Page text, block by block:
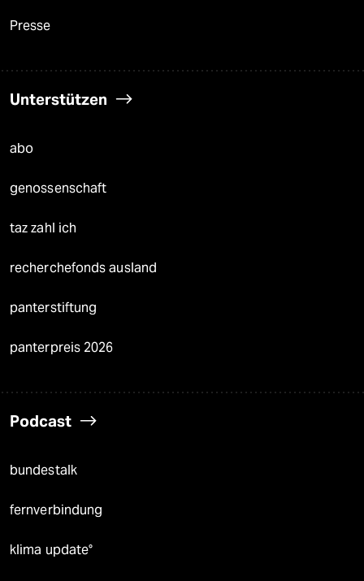
Presse
Unterstützen
abo
genossenschaft
taz zahl ich
recherchefonds ausland
panterstiftung
panterpreis 2026
Podcast
bundestalk
fernverbindung
klima update°